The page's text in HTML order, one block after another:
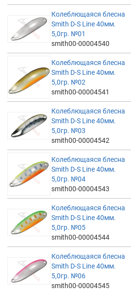
Колеблющаяся блесна
Smith D-S Line 40мм.
5,0гр. №01
smith00-00004540
Колеблющаяся блесна
Smith D-S Line 40мм.
5,0гр. №02
smith00-00004541
Колеблющаяся блесна
Smith D-S Line 40мм.
5,0гр. №03
smith00-00004542
Колеблющаяся блесна
Smith D-S Line 40мм.
5,0гр. №04
smith00-00004543
Колеблющаяся блесна
Smith D-S Line 40мм.
5,0гр. №05
smith00-00004544
Колеблющаяся блесна
Smith D-S Line 40мм.
5,0гр. №06
smith00-00004545